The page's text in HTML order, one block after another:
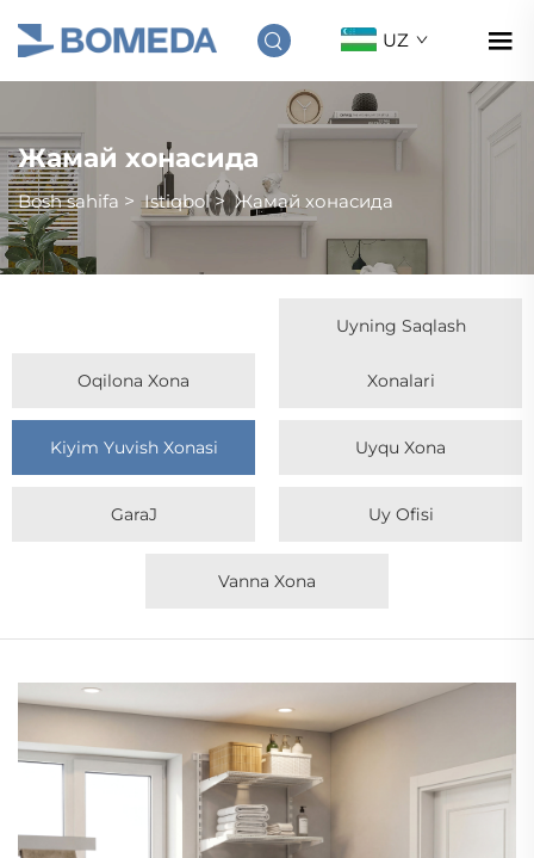
UZ
Жамай хонасида
Bosh sahifa >Istiqbol>Жамай хонасида
Oqilona Xona
Uyning Saqlash
Xonalari
Kiyim Yuvish Xonasi Uyqu Xona
GaraJ Uy Ofisi
Vanna Xona